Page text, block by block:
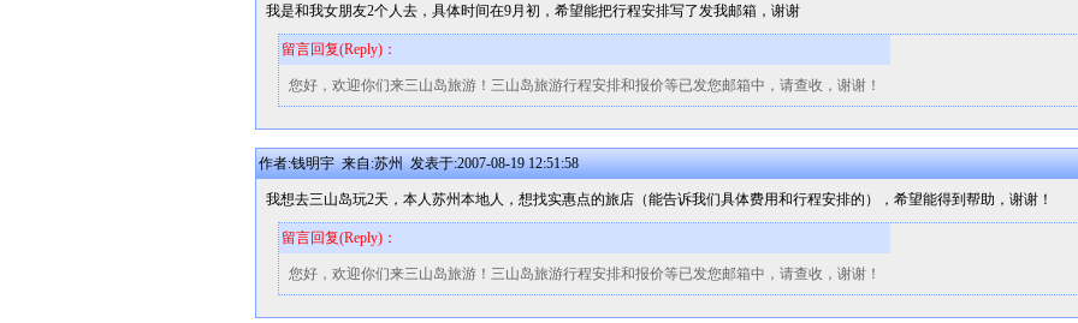
我是和我女朋友2个人去，具体时间在9月初，希望能把行程安排写了发我邮箱，谢谢
留言回复(Reply)：
您好，欢迎你们来三山岛旅游！三山岛旅游行程安排和报价等已发您邮箱中，请查收，谢谢！
作者:钱明宇 来自:苏州 发表于:2007-08-19 12:51:58
我想去三山岛玩2天，本人苏州本地人，想找实惠点的旅店（能告诉我们具体费用和行程安排的），希望能得到帮助，谢谢！
留言回复(Reply)：
您好，欢迎你们来三山岛旅游！三山岛旅游行程安排和报价等已发您邮箱中，请查收，谢谢！